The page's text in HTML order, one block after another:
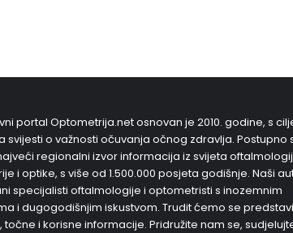
portal Optometrija.net osnovan je 2010. godine, s
svijesti o važnosti očuvanja očnog zdravlja. Postupno
regionalni izvor informacija iz svijeta
i optike, s više od 1.500.000 posjeta godišnje. Naši
specijalisti oftalmologije i optometristi s inozemnim
i dugogodišnjim iskustvom. Trudit ćemo se
točne i korisne informacije. Pridružite nam se,